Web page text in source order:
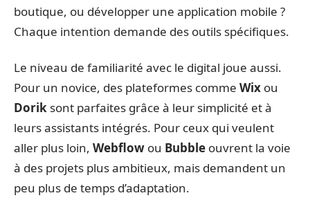
boutique, ou développer une application mobile ?
Chaque intention demande des outils spécifiques.
Le niveau de familiarité avec le digital joue aussi.
Pour un novice, des plateformes comme Wix ou
Dorik sont parfaites grâce à leur simplicité et à
leurs assistants intégrés. Pour ceux qui veulent
aller plus loin, Webflow ou Bubble ouvrent la voie
à des projets plus ambitieux, mais demandent un
peu plus de temps d’adaptation.